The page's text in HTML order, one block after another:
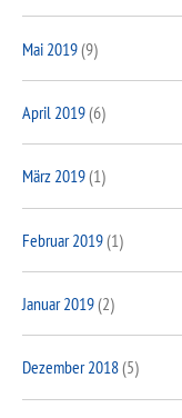
Mai 2019(9)
April 2019(6)
März 2019(1)
Februar 2019(1)
Januar 2019(2)
Dezember 2018(5)